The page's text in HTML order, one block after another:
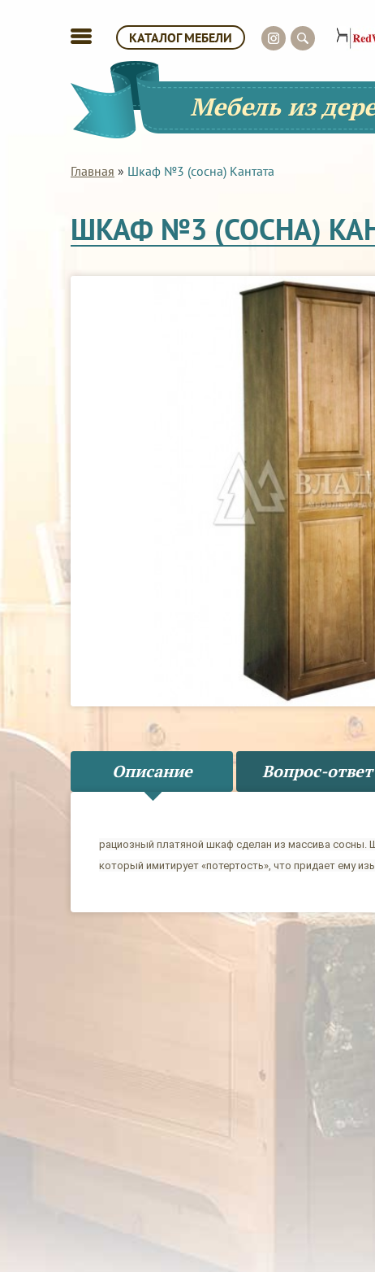
КАТАЛОГ МЕБЕЛИ
Мебель из
Главная » Шкаф №3 (сосна) Кантата
ШКАФ №3 (СОСНА)
Описание Вопрос-ответ
рациозный платяной шкаф сделан из массива сосны.
который имитирует «потертость», что придает ему